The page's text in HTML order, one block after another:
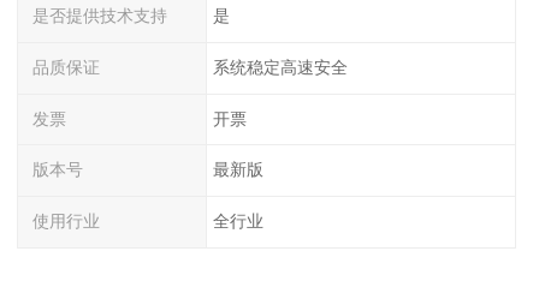
是否提供技术支持 是
品质保证 系统稳定高速安全
发票 开票
版本号 最新版
使用行业 全行业